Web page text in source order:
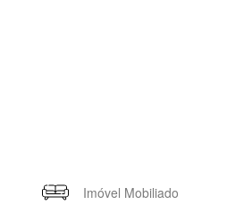
Imóvel Mobiliado